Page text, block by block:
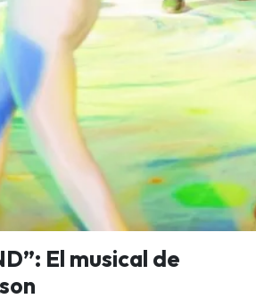
El musical de